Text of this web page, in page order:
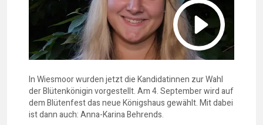
In Wiesmoor wurden jetzt die Kandidatinnen zur Wahl
der Blütenkönigin vorgestellt. Am 4. September wird auf
dem Blütenfest das neue Königshaus gewählt. Mit dabei
ist dann auch: Anna-Karina Behrends.